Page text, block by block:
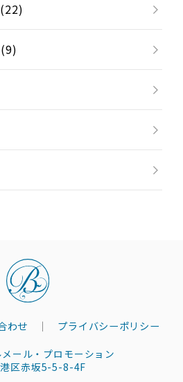
わせ プライバシーポリシー
ール・プロモーション
区赤坂5-5-8-4F